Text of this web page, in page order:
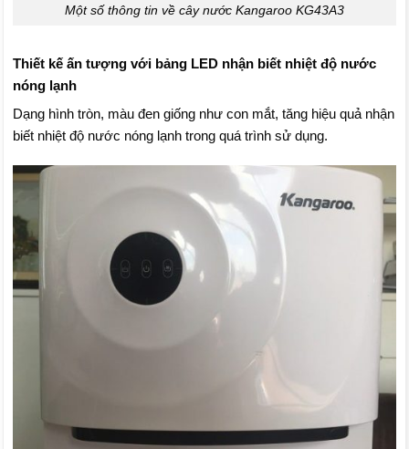
Một số thông tin về cây nước Kangaroo KG43A3
Thiết kế ấn tượng với bảng LED nhận biết nhiệt độ nước
nóng lạnh
Dạng hình tròn, màu đen giống như con mắt, tăng hiệu quả nhận
biết nhiệt độ nước nóng lạnh trong quá trình sử dụng.